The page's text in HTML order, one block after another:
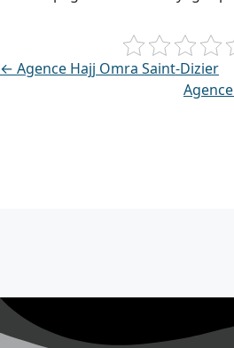
← Agence Hajj Omra Saint-Dizier